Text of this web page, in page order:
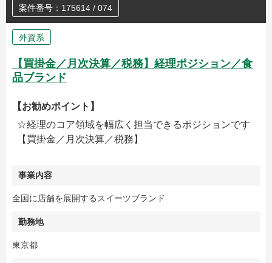
案件番号：175614 / 074
外資系
【買掛金／月次決算／税務】経理ポジション／食
品ブランド
【お勧めポイント】
☆経理のコア領域を幅広く担当できるポジションです
【買掛金／月次決算／税務】
事業内容
全国に店舗を展開するスイーツブランド
勤務地
東京都